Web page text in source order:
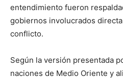
entendimiento fueron
gobiernos involucrados
conflicto.
Según la versión presentada
naciones de Medio Oriente y